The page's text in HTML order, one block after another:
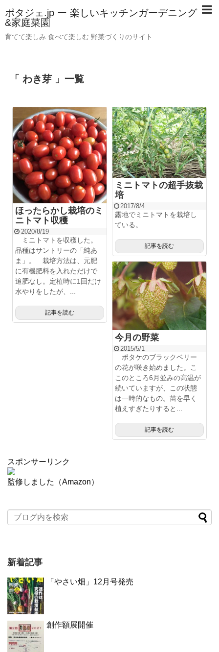
ポタジェ.jp ー 楽しいキッチンガーデニング
&家庭菜園
育てて楽しみ 食べて楽しむ 野菜づくりのサイト
「 わき芽 」一覧
ほったらかし栽培のミ
ニトマト収穫
2020/8/19
ミニトマトを収穫した。
品種はサントリーの「純あ
ま」。 栽培方法は、元肥
に有機肥料を入れただけで
追肥なし。定植時に1回だけ
水やりをしたが、...
記事を読む
ミニトマトの超手抜栽
培
2017/8/4
露地でミニトマトを栽培し
ている。
記事を読む
今月の野菜
2015/5/1
ポタケのブラックベリー
の花が咲き始めました。こ
このところ6月並みの高温が
続いていますが、この状態
は一時的なもの。苗を早く
植えすぎたりすると...
記事を読む
スポンサーリンク
監修しました（Amazon）
新着記事
「やさい畑」12月号発売
創作額展開催